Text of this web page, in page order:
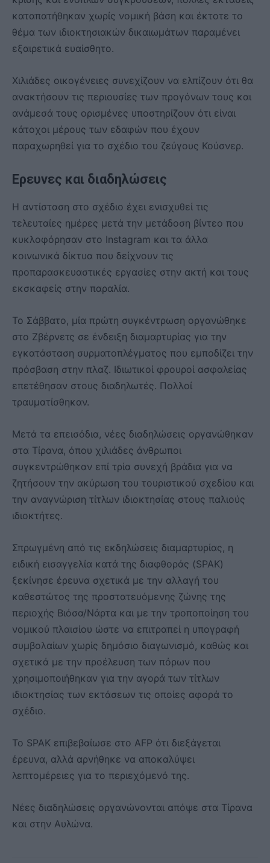
καταπατήθηκαν χωρίς νομική βάση και έκτοτε το
θέμα των ιδιοκτησιακών δικαιωμάτων παραμένει
εξαιρετικά ευαίσθητο.
Χιλιάδες οικογένειες συνεχίζουν να ελπίζουν ότι θα
ανακτήσουν τις περιουσίες των προγόνων τους και
ανάμεσά τους ορισμένες υποστηρίζουν ότι είναι
κάτοχοι μέρους των εδαφών που έχουν
παραχωρηθεί για το σχέδιο του ζεύγους Κούσνερ.
Ερευνες και διαδηλώσεις
Η αντίσταση στο σχέδιο έχει ενισχυθεί τις
τελευταίες ημέρες μετά την μετάδοση βίντεο που
κυκλοφόρησαν στο Instagram και τα άλλα
κοινωνικά δίκτυα που δείχνουν τις
προπαρασκευαστικές εργασίες στην ακτή και τους
εκσκαφείς στην παραλία.
Το Σάββατο, μία πρώτη συγκέντρωση οργανώθηκε
στο Ζβέρνετς σε ένδειξη διαμαρτυρίας για την
εγκατάσταση συρματοπλέγματος που εμποδίζει την
πρόσβαση στην πλαζ. Ιδιωτικοί φρουροί ασφαλείας
επετέθησαν στους διαδηλωτές. Πολλοί
τραυματίσθηκαν.
Μετά τα επεισόδια, νέες διαδηλώσεις οργανώθηκαν
στα Τίρανα, όπου χιλιάδες άνθρωποι
συγκεντρώθηκαν επί τρία συνεχή βράδια για να
ζητήσουν την ακύρωση του τουριστικού σχεδίου και
την αναγνώριση τίτλων ιδιοκτησίας στους παλιούς
ιδιοκτήτες.
Σπρωγμένη από τις εκδηλώσεις διαμαρτυρίας, η
ειδική εισαγγελία κατά της διαφθοράς (SPAK)
ξεκίνησε έρευνα σχετικά με την αλλαγή του
καθεστώτος της προστατευόμενης ζώνης της
περιοχής Βιόσα/Νάρτα και με την τροποποίηση του
νομικού πλαισίου ώστε να επιτραπεί η υπογραφή
συμβολαίων χωρίς δημόσιο διαγωνισμό, καθώς και
σχετικά με την προέλευση των πόρων που
χρησιμοποιήθηκαν για την αγορά των τίτλων
ιδιοκτησίας των εκτάσεων τις οποίες αφορά το
σχέδιο.
Το SPAK επιβεβαίωσε στο AFP ότι διεξάγεται
έρευνα, αλλά αρνήθηκε να αποκαλύψει
λεπτομέρειες για το περιεχόμενό της.
Νέες διαδηλώσεις οργανώνονται απόψε στα Τίρανα
και στην Αυλώνα.